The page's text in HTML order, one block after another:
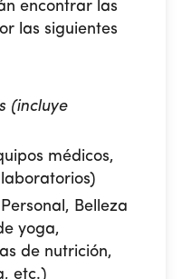
encontrar las
las siguientes
(incluye
médicos,
Belleza
yoga,
de nutrición,
etc.)